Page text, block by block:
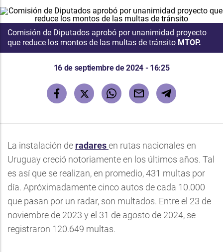
Comisión de Diputados aprobó por unanimidad proyecto
que reduce los montos de las multas de tránsito MTOP.
16 de septiembre de 2024 - 16:25
La instalación de radaresen rutas nacionales en
Uruguay creció notoriamente en los últimos años. Tal
es así que se realizan, en promedio, 431 multas por
día. Apróximadamente cinco autos de cada 10.000
que pasan por un radar, son multados. Entre el 23 de
noviembre de 2023 y el 31 de agosto de 2024, se
registraron 120.649 multas.